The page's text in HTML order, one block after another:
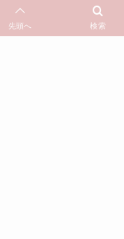
Store 検索
先頭へ